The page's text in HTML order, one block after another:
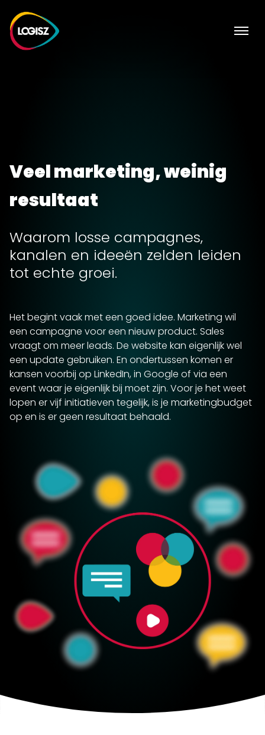
Veel marketing, weinig
resultaat
Waarom losse campagnes,
kanalen en ideeën zelden leiden
tot echte groei.
Het begint vaak met een goed idee. Marketing wil
een campagne voor een nieuw product. Sales
vraagt om meer leads. De website kan eigenlijk wel
een update gebruiken. En ondertussen komen er
kansen voorbij op LinkedIn, in Google of via een
event waar je eigenlijk bij moet zijn. Voor je het weet
lopen er vijf initiatieven tegelijk, is je marketingbudget
op en is er geen resultaat behaald.